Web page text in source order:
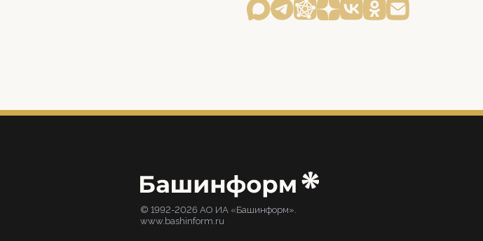
© 1992-2026 АО ИА «Башинформ».
www.bashinform.ru